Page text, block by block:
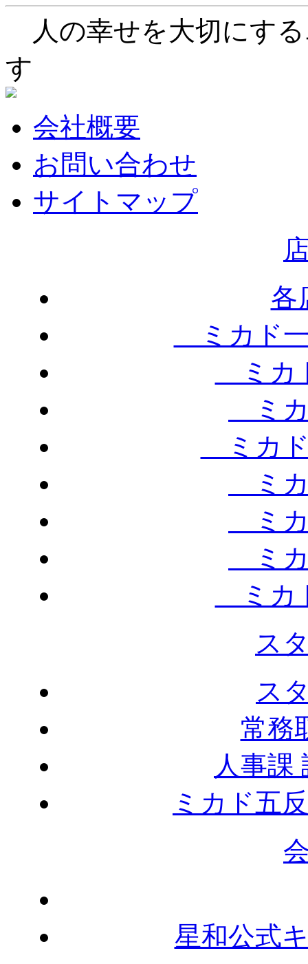
人の幸せを大切にす
す
会社概要
お問い合わせ
サイトマップ
各
ミカド
ミカ
ミカ
ミカド
ミカ
ミカ
ミカ
ミカ
ス
ス
常務
人事課
ミカド五
星和公式